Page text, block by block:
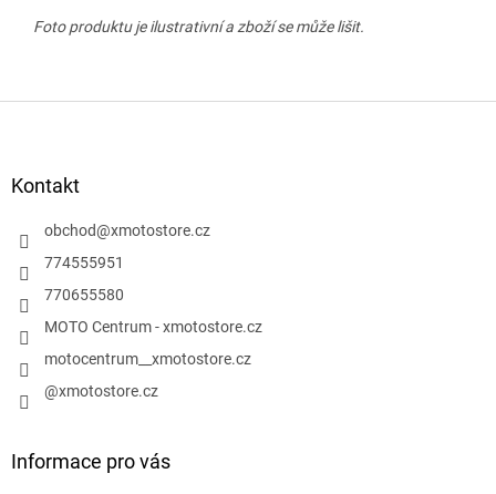
Foto produktu je ilustrativní a zboží se může lišit.
Kontakt
obchod@xmotostore.cz
774555951
770655580
MOTO Centrum - xmotostore.cz
motocentrum__xmotostore.cz
@xmotostore.cz
Informace pro vás